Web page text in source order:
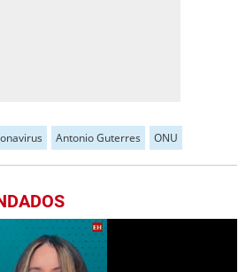
Antonio Guterres ONU